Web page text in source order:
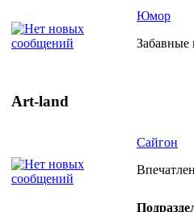
Юмор
Забавные
Art-land
Сайгон